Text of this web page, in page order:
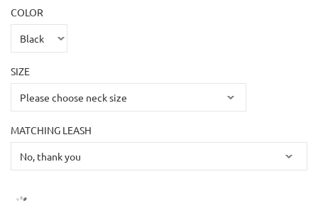
COLOR
SIZE
MATCHING LEASH